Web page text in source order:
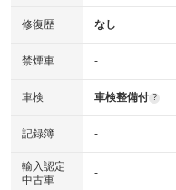
修復歴 なし
禁煙車 -
車検 車検整備付 ?
記録簿 -
輸入認定
中古車
-